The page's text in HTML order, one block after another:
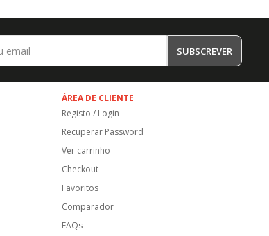
SUBSCREVER
ÁREA DE CLIENTE
Registo / Login
Recuperar Password
Ver carrinho
Checkout
Favoritos
Comparador
FAQs